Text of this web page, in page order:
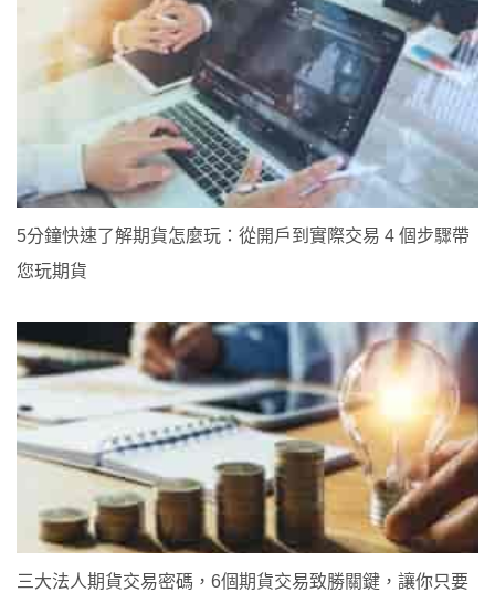
5分鐘快速了解期貨怎麼玩：從開戶到實際交易 4 個步驟帶
您玩期貨
三大法人期貨交易密碼，6個期貨交易致勝關鍵，讓你只要